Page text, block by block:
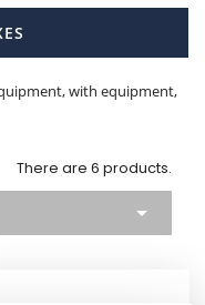
with equipment,
There are 6 products.
